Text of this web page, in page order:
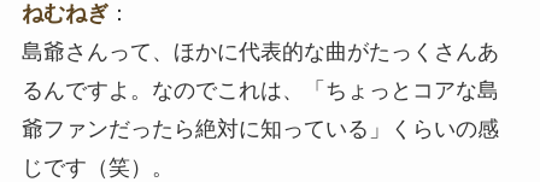
ねむねぎ：
島爺さんって、ほかに代表的な曲がたっくさんあ
るんですよ。なのでこれは、「ちょっとコアな島
爺ファンだったら絶対に知っている」くらいの感
じです（笑）。